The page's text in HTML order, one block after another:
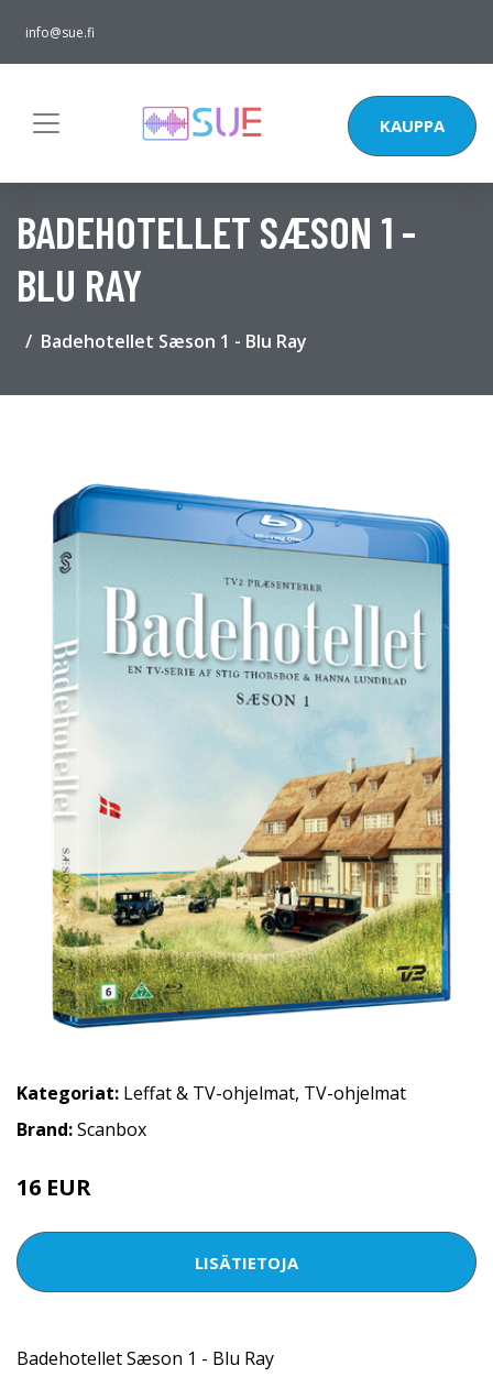
info@sue.fi
KAUPPA
BADEHOTELLET SÆSON 1 -
BLU RAY
Badehotellet Sæson 1 - Blu Ray
Kategoriat: Leffat & TV-ohjelmat, TV-ohjelmat
Brand:Scanbox
16 EUR
LISÄTIETOJA
Badehotellet Sæson 1 - Blu Ray